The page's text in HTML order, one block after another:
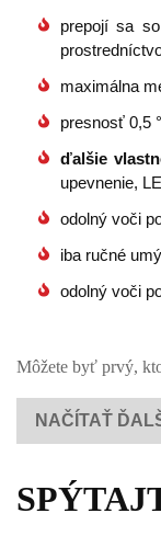
prepojí sa
maximálna
presnosť 0,5
ďalšie
upevnenie,
odolný voči
iba ručné
odolný voči
Môžete byť prvý,
NAČÍTAŤ